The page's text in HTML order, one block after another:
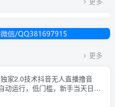
更多
家2.0技术抖音无人直播撸音
动运行，低门槛，新手当天日入